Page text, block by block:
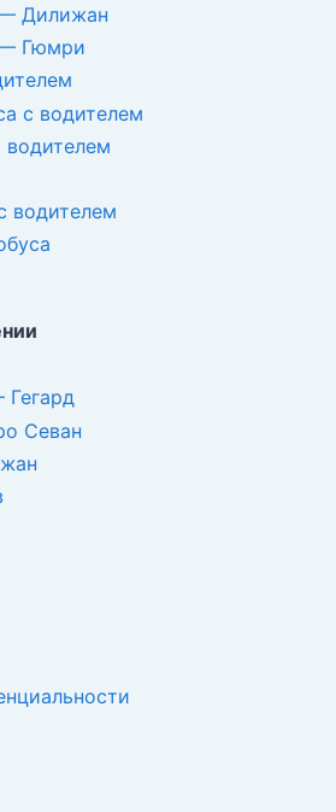
Дилижан
— Гюмри
с водителем
водителем
Гегард
Севан